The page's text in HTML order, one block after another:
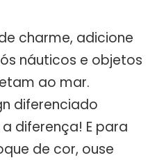
charme, adicione
náuticos e objetos
ao mar.
diferenciado
diferença! E para
de cor, ouse